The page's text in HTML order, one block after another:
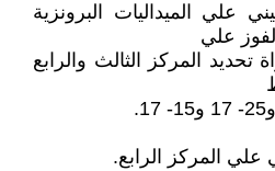
علي الميداليات البرونزية
علي
تحديد المركز الثالث والرابع